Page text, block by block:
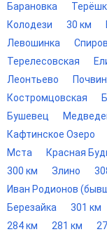
Барановка
Колодези
30 км
Левошинка
Терелесовская
Леонтьево
Костромцовская
Бушевец
Кафтинское Озеро
Мста
Красная
300 км
Злино
Иван Родионов
Березайка
301 км
284 км
281 км